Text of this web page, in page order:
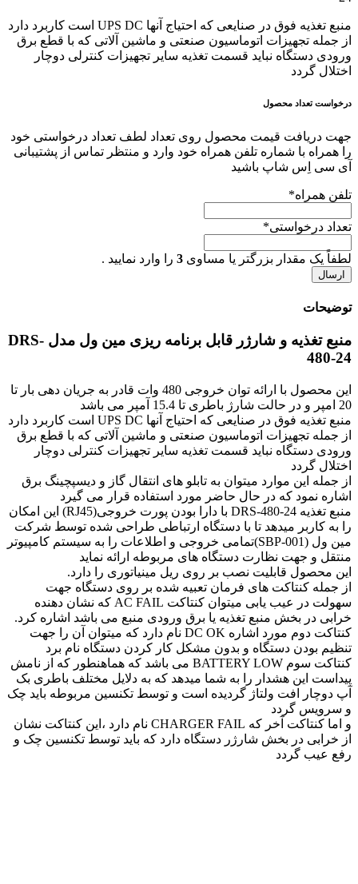
منبع تغذیه فوق در صنایعی که احتیاج آنها UPS DC است کاربرد دارد
از جمله تجهیزات اتوماسیون صنعتی و ماشین آلاتی که با قطع برق
ورودی دستگاه نباید قسمت تغذیه سایر تجهیزات کنترلی دوچار
اختلال گردد
درخواست تعداد محصول
جهت دریافت قیمت محصول روی تعداد لطف تعداد درخواستی خود
را همراه با شماره تلفن همراه خود وارد و منتظر تماس از پشتیبانی
آی سی اِس شاپ باشید
تلفن همراه*
تعداد درخواستی*
لطفاً یک مقدار بزرگتر یا مساوی 3 را وارد نمایید .
توضیحات
منبع تغذیه و شارژر قابل برنامه ریزی مین ول مدل DRS-
480-24
این محصول با ارائه توان خروجی 480 وات قادر به جریان دهی بار تا
20 امپر و در حالت شارژ باطری تا 15.4 آمپر می باشد
منبع تغذیه فوق در صنایعی که احتیاج آنها UPS DC است کاربرد دارد
از جمله تجهیزات اتوماسیون صنعتی و ماشین آلاتی که با قطع برق
ورودی دستگاه نباید قسمت تغذیه سایر تجهیزات کنترلی دوچار
اختلال گردد
از جمله این موارد میتوان به تابلو های انتقال گاز و دیسپچینگ برق
اشاره نمود که در حال حاضر مورد استفاده قرار می گیرد
منبع تغذیه DRS-480-24 با دارا بودن پورت خروجی(RJ45) این امکان
را به کاربر میدهد تا با دستگاه ارتباطی طراحی شده توسط شرکت
مین ول (SBP-001)تمامی خروجی و اطلاعات را به سیستم کامپیوتر
منتقل و جهت نظارت دستگاه های مربوطه ارائه نماید
این محصول قابلیت نصب بر روی ریل مینیاتوری را دارد.
از جمله کنتاکت های فرمان تعبیه شده بر روی دستگاه جهت
سهولت در عیب یابی میتوان کنتاکت AC FAIL که نشان دهنده
خرابی در بخش منبع تغذیه یا برق ورودی منبع می باشد اشاره کرد.
کنتاکت دوم مورد اشاره DC OK نام دارد که میتوان آن را جهت
تنظیم بودن دستگاه و بدون مشکل کار کردن دستگاه نام برد
کنتاکت سوم BATTERY LOW می باشد که هماهنطور که از نامش
پیداست این هشدار را به شما میدهد که به دلایل مختلف باطری بک
آپ دوچار افت ولتاژ گردیده است و توسط تکنسین مربوطه باید چک
و سرویس گردد
و اما کنتاکت آخر که CHARGER FAIL نام دارد ،این کنتاکت نشان
از خرابی در بخش شارژر دستگاه دارد که باید توسط تکنسین چک و
رفع عیب گردد